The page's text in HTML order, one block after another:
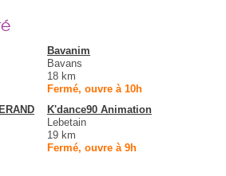
Bavanim
Bavans
18 km
Fermé, ouvre à 10h
K'dance90 Animation
Lebetain
19 km
Fermé, ouvre à 9h